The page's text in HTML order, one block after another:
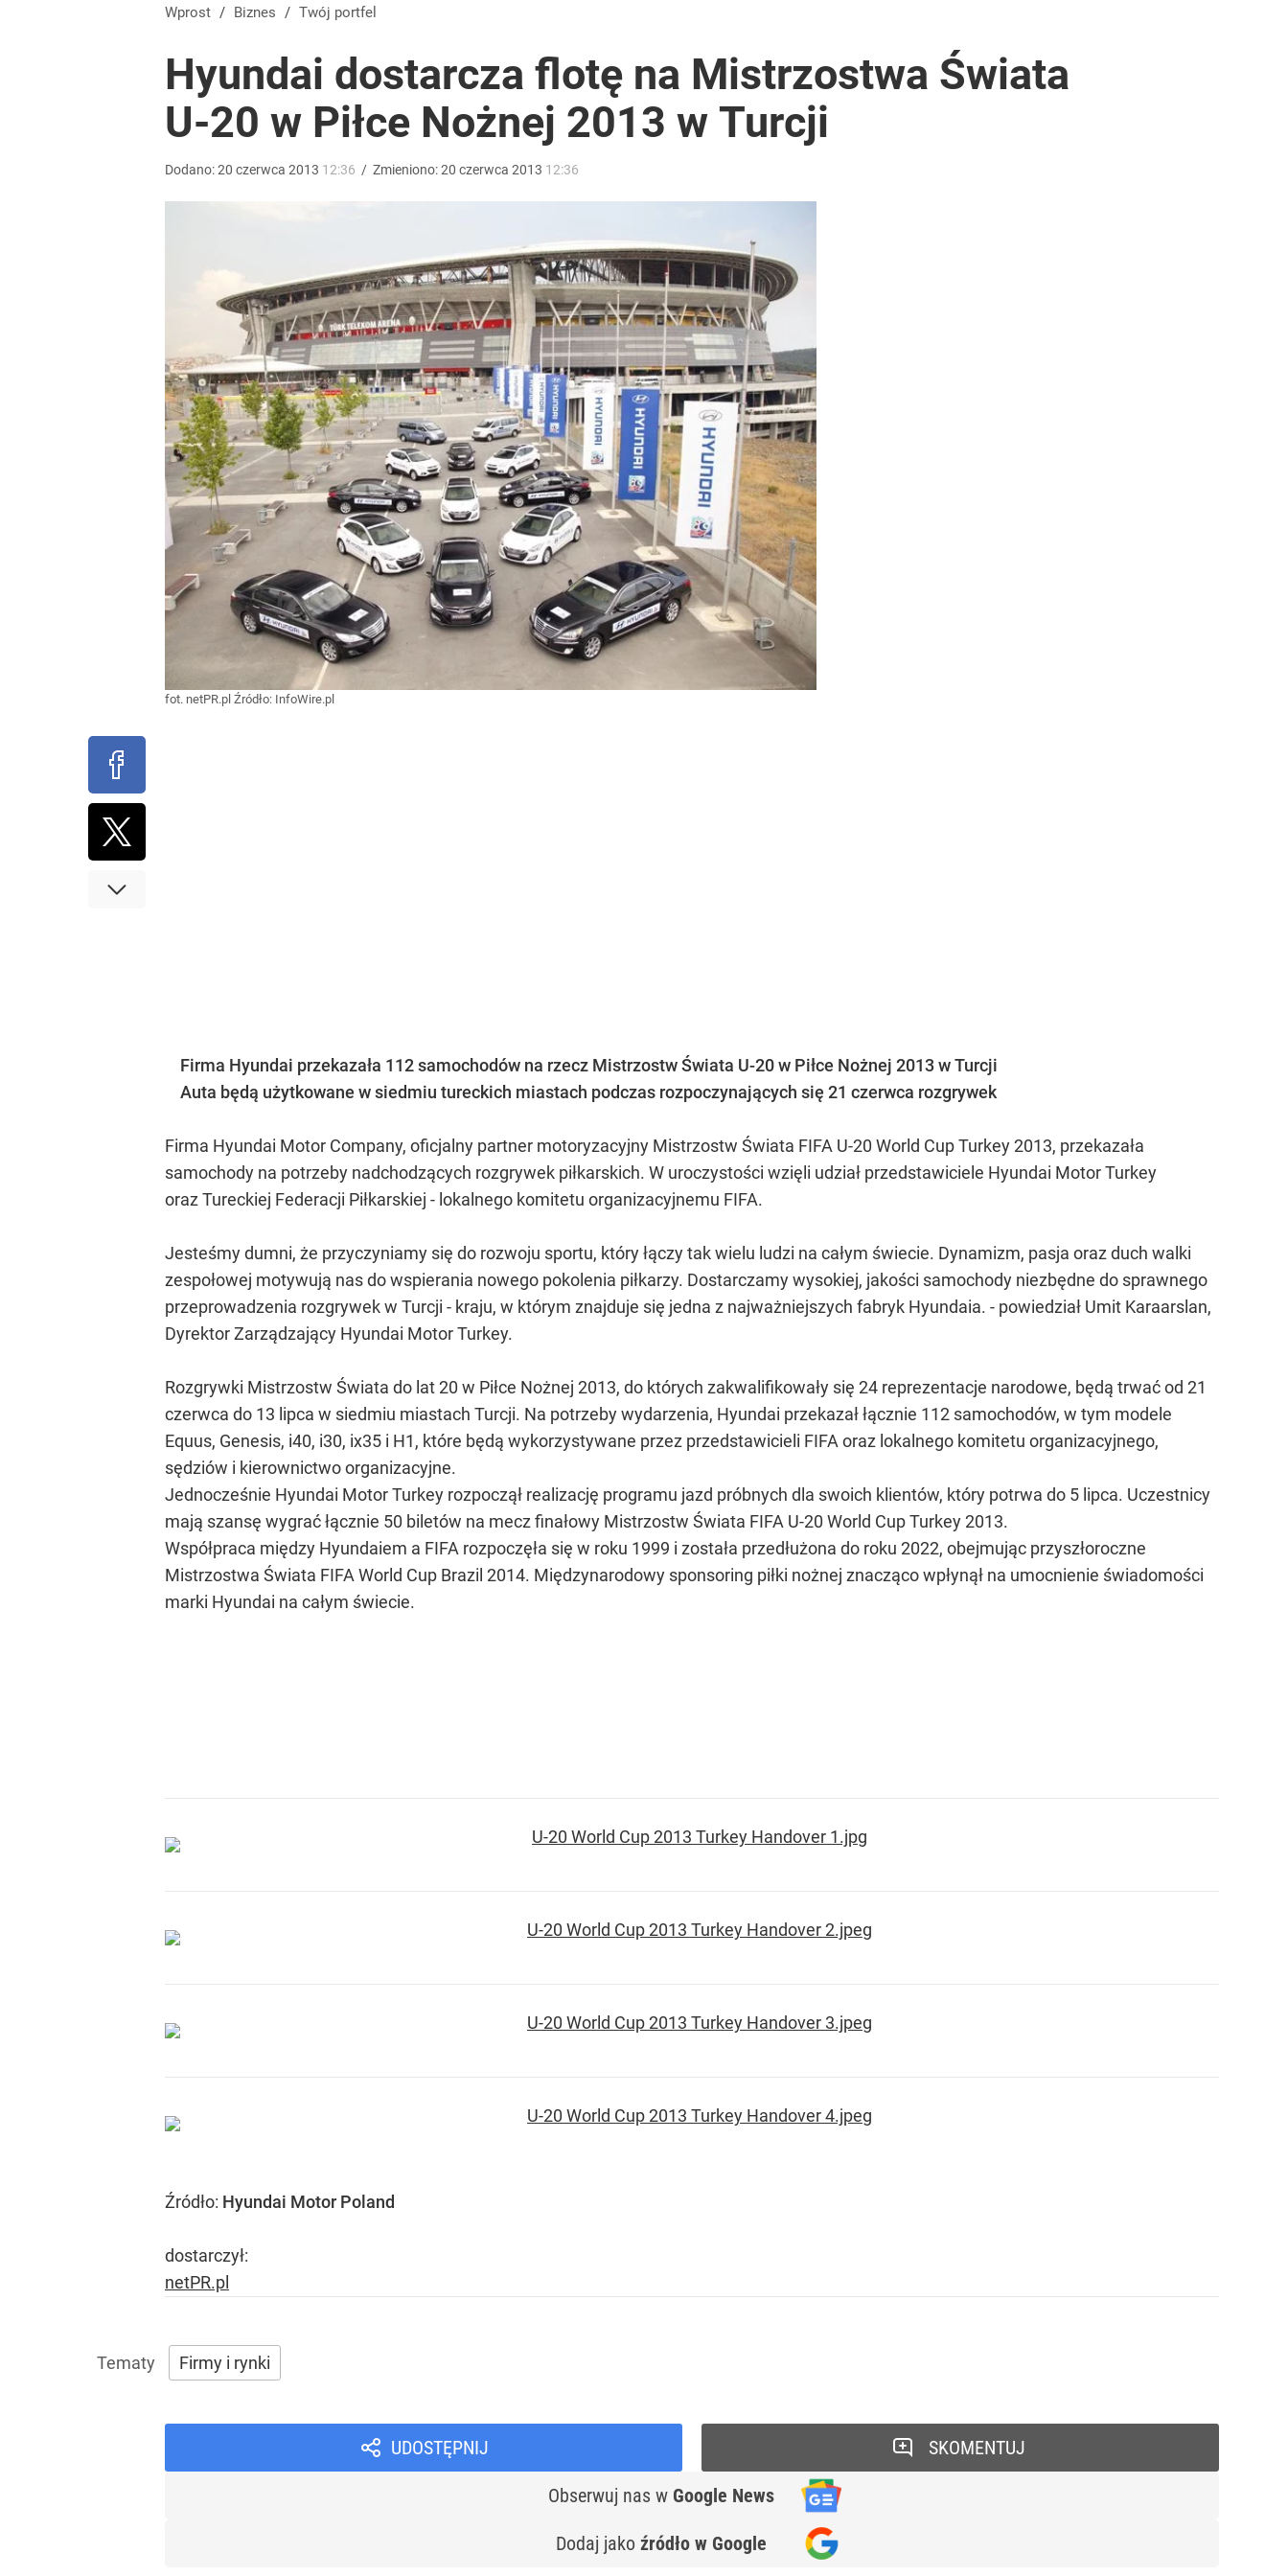
Farmacja: wzrost pod presją. co czeka branżę do 2030 roku?
Nawrocki ma szansę na drugą kadencję? Tak ocenili go Polacy. Sondaż dla „Wprost”
Vistula x LOT: Elegancja w podróży. Premiera wspólnej kolekcji kapsułowej
Wprost / Biznes / Twój portfel
Hyundai dostarcza flotę na Mistrzostwa Świata
U-20 w Piłce Nożnej 2013 w Turcji
Dodano:20 czerwca 2013 12:36 / Zmieniono:20 czerwca 2013 12:36
fot. netPR.pl Źródło: InfoWire.pl
Firma Hyundai przekazała 112 samochodów na rzecz Mistrzostw Świata U-20 w Piłce Nożnej 2013 w Turcji
Auta będą użytkowane w siedmiu tureckich miastach podczas rozpoczynających się 21 czerwca rozgrywek
Firma Hyundai Motor Company, oficjalny partner motoryzacyjny Mistrzostw Świata FIFA U-20 World Cup Turkey 2013, przekazała
samochody na potrzeby nadchodzących rozgrywek piłkarskich. W uroczystości wzięli udział przedstawiciele Hyundai Motor Turkey
oraz Tureckiej Federacji Piłkarskiej - lokalnego komitetu organizacyjnemu FIFA.
Jesteśmy dumni, że przyczyniamy się do rozwoju sportu, który łączy tak wielu ludzi na całym świecie. Dynamizm, pasja oraz duch walki
zespołowej motywują nas do wspierania nowego pokolenia piłkarzy. Dostarczamy wysokiej, jakości samochody niezbędne do sprawnego
przeprowadzenia rozgrywek w Turcji - kraju, w którym znajduje się jedna z najważniejszych fabryk Hyundaia. - powiedział Umit Karaarslan,
Dyrektor Zarządzający Hyundai Motor Turkey.
Rozgrywki Mistrzostw Świata do lat 20 w Piłce Nożnej 2013, do których zakwalifikowały się 24 reprezentacje narodowe, będą trwać od 21
czerwca do 13 lipca w siedmiu miastach Turcji. Na potrzeby wydarzenia, Hyundai przekazał łącznie 112 samochodów, w tym modele
Equus, Genesis, i40, i30, ix35 i H1, które będą wykorzystywane przez przedstawicieli FIFA oraz lokalnego komitetu organizacyjnego,
sędziów i kierownictwo organizacyjne.
Jednocześnie Hyundai Motor Turkey rozpoczął realizację programu jazd próbnych dla swoich klientów, który potrwa do 5 lipca. Uczestnicy
mają szansę wygrać łącznie 50 biletów na mecz finałowy Mistrzostw Świata FIFA U-20 World Cup Turkey 2013.
Współpraca między Hyundaiem a FIFA rozpoczęła się w roku 1999 i została przedłużona do roku 2022, obejmując przyszłoroczne
Mistrzostwa Świata FIFA World Cup Brazil 2014. Międzynarodowy sponsoring piłki nożnej znacząco wpłynął na umocnienie świadomości
marki Hyundai na całym świecie.
Źródło: Hyundai Motor Poland
dostarczył:
netPR.pl
Firmy i rynki
UDOSTĘPNIJ
Obserwuj nas w Google News
Dodaj jako źródło w Google
SKOMENTUJ